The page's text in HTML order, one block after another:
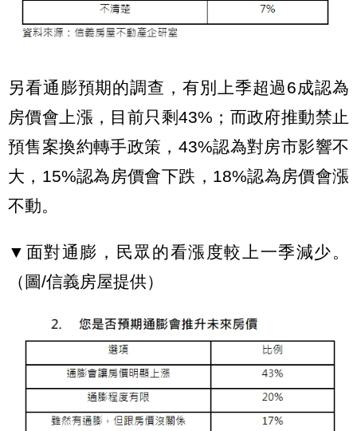
另看通膨預期的調查，有別上季超過6成認為
房價會上漲，目前只剩43%；而政府推動禁止
預售案換約轉手政策，43%認為對房市影響不
大，15%認為房價會下跌，18%認為房價會漲
不動。
▼面對通膨，民眾的看漲度較上一季減少。
（圖/信義房屋提供）